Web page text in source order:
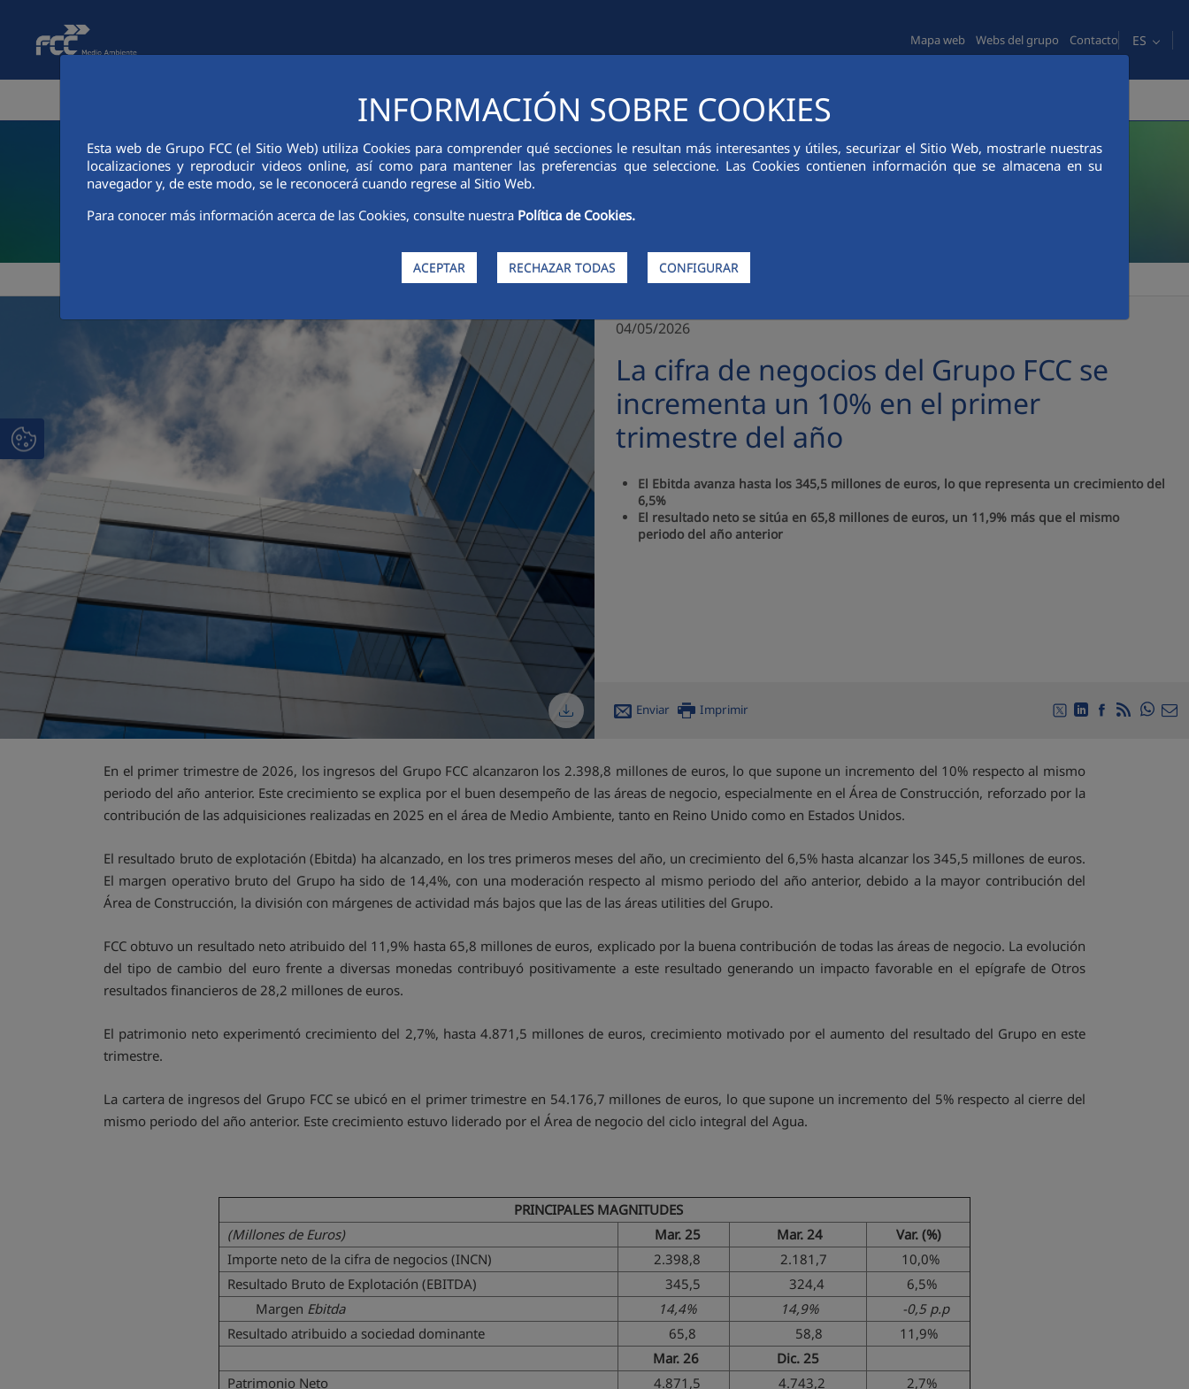
INFORMACIÓN SOBRE COOKIES
Esta web de Grupo FCC (el Sitio Web) utiliza Cookies para comprender qué secciones le resultan más interesantes y útiles, securizar el Sitio Web, mostrarle nuestras
localizaciones y reproducir videos online, así como para mantener las preferencias que seleccione. Las Cookies contienen información que se almacena en su
navegador y, de este modo, se le reconocerá cuando regrese al Sitio Web.
Para conocer más información acerca de las Cookies, consulte nuestra Política de Cookies.
ACEPTAR RECHAZAR TODAS CONFIGURAR
Mapa web Webs del grupo Contacto ES
INFORMACIÓN FINANCIERA INNOVACIÓN SOSTENIBILIDAD PERSONAS COMUNICACIÓN
04/05/2026
La cifra de negocios del Grupo FCC se
incrementa un 10% en el primer
trimestre del año
El Ebitda avanza hasta los 345,5 millones de euros, lo que representa un crecimiento del
6,5%
El resultado neto se sitúa en 65,8 millones de euros, un 11,9% más que el mismo
periodo del año anterior
Enviar Imprimir Compartir en
Compartir en
Compartir
RSS
En el primer trimestre de 2026, los ingresos del Grupo FCC alcanzaron los 2.398,8 millones de euros, lo que supone un incremento del 10% respecto al mismo
periodo del año anterior. Este crecimiento se explica por el buen desempeño de las áreas de negocio, especialmente en el Área de Construcción, reforzado por la
contribución de las adquisiciones realizadas en 2025 en el área de Medio Ambiente, tanto en Reino Unido como en Estados Unidos.
El resultado bruto de explotación (Ebitda) ha alcanzado, en los tres primeros meses del año, un crecimiento del 6,5% hasta alcanzar los 345,5 millones de euros.
El margen operativo bruto del Grupo ha sido de 14,4%, con una moderación respecto al mismo periodo del año anterior, debido a la mayor contribución del
Área de Construcción, la división con márgenes de actividad más bajos que las de las áreas utilities del Grupo.
FCC obtuvo un resultado neto atribuido del 11,9% hasta 65,8 millones de euros, explicado por la buena contribución de todas las áreas de negocio. La evolución
del tipo de cambio del euro frente a diversas monedas contribuyó positivamente a este resultado generando un impacto favorable en el epígrafe de Otros
resultados financieros de 28,2 millones de euros.
El patrimonio neto experimentó crecimiento del 2,7%, hasta 4.871,5 millones de euros, crecimiento motivado por el aumento del resultado del Grupo en este
trimestre.
La cartera de ingresos del Grupo FCC se ubicó en el primer trimestre en 54.176,7 millones de euros, lo que supone un incremento del 5% respecto al cierre del
mismo periodo del año anterior. Este crecimiento estuvo liderado por el Área de negocio del ciclo integral del Agua.
PRINCIPALES MAGNITUDES
(Millones de Euros)
Mar. 25 Mar. 24
Var. (%)
Importe neto de la cifra de negocios (INCN)
2.398,8 2.181,7
10,0%
Resultado Bruto de Explotación (EBITDA)
345,5 324,4
6,5%
Margen Ebitda 14,4% 14,9%
-0,5 p.p
Resultado atribuido a sociedad dominante
65,8 58,8
11,9%
Mar. 26
Dic. 25
Patrimonio Neto
4.871,5 4.743,2
2,7%